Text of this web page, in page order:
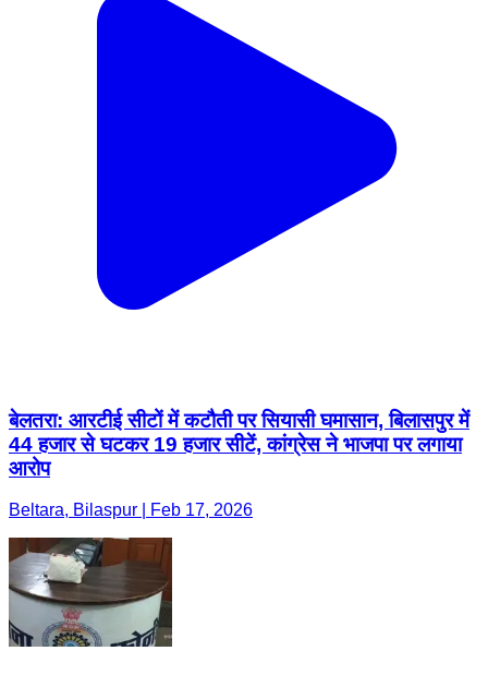
बेलतरा: आरटीई सीटों में कटौती पर सियासी घमासान, बिलासपुर में
44 हजार से घटकर 19 हजार सीटें, कांग्रेस ने भाजपा पर लगाया
आरोप
Beltara, Bilaspur | Feb 17, 2026